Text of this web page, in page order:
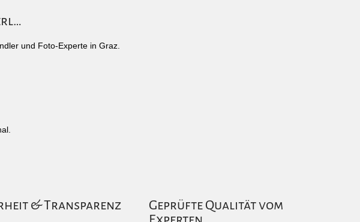
und Foto-Experte in Graz.
& Transparenz
Geprüfte Qualität vom